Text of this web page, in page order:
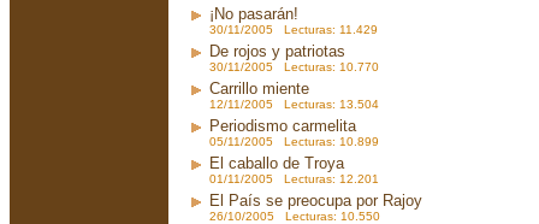
¡No pasarán!
30/11/2005 Lecturas: 11.429
De rojos y patriotas
30/11/2005 Lecturas: 10.770
Carrillo miente
12/11/2005 Lecturas: 13.504
Periodismo carmelita
05/11/2005 Lecturas: 10.899
El caballo de Troya
01/11/2005 Lecturas: 12.201
El País se preocupa por Rajoy
26/10/2005 Lecturas: 10.550